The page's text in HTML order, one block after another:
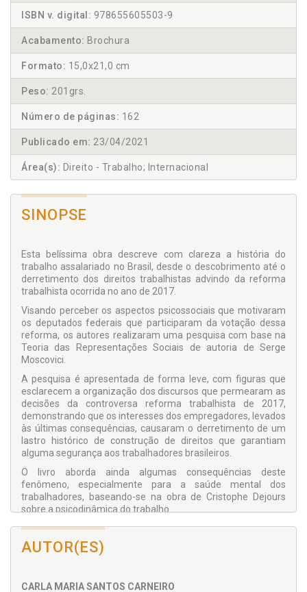
ISBN v. digital: 978655605503-9
Acabamento: Brochura
Formato: 15,0x21,0 cm
Peso: 201grs.
Número de páginas: 162
Publicado em: 23/04/2021
Área(s): Direito - Trabalho; Internacional
SINOPSE
Esta belíssima obra descreve com clareza a história do
trabalho assalariado no Brasil, desde o descobrimento até o
derretimento dos direitos trabalhistas advindo da reforma
trabalhista ocorrida no ano de 2017.
Visando perceber os aspectos psicossociais que motivaram
os deputados federais que participaram da votação dessa
reforma, os autores realizaram uma pesquisa com base na
Teoria das Representações Sociais de autoria de Serge
Moscovici.
A pesquisa é apresentada de forma leve, com figuras que
esclarecem a organização dos discursos que permearam as
decisões da controversa reforma trabalhista de 2017,
demonstrando que os interesses dos empregadores, levados
às últimas consequências, causaram o derretimento de um
lastro histórico de construção de direitos que garantiam
alguma segurança aos trabalhadores brasileiros.
O livro aborda ainda algumas consequências deste
fenômeno, especialmente para a saúde mental dos
trabalhadores, baseando-se na obra de Cristophe Dejours
sobre a psicodinâmica do trabalho.
O resultado dessa profunda pesquisa você precisa conhecer.
Ela te dará subsídios para estudos, pesquisas, compreensão
e principalmente reflexão sobre o momento histórico que
AUTOR(ES)
CARLA MARIA SANTOS CARNEIRO